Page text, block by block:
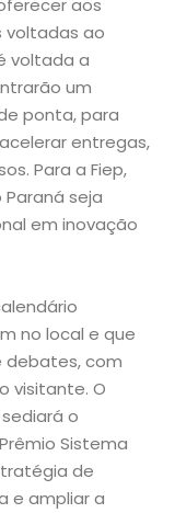
aos
voltadas ao
voltada a
um
ponta, para
entregas,
Para a Fiep,
seja
em inovação
no local e que
debates, com
visitante. O
o
Sistema
de
e ampliar a